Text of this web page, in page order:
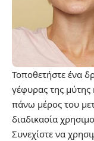
Τοποθετήστε ένα
γέφυρας της μύτης
πάνω μέρος του
διαδικασία
Συνεχίστε να